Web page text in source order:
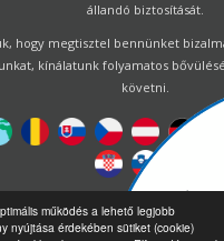
működés a lehető legjobb
nyújtása érdekében sütiket (cookie)
állandó biztosítását.
hogy megtisztel bennünket
kínálatunk folyamatos
követni.
Designed by Energofish
CWBbyGloobus